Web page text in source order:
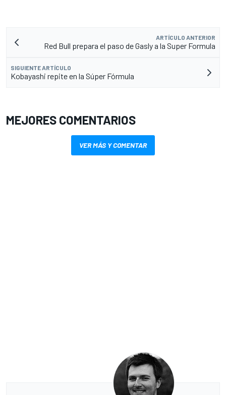
ARTÍCULO ANTERIOR
Red Bull prepara el paso de Gasly a la Super Formula
SIGUIENTE ARTÍCULO
Kobayashi repite en la Súper Fórmula
MEJORES COMENTARIOS
VER MÁS Y COMENTAR